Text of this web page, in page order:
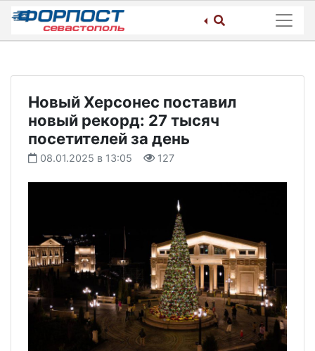
Skip
content
Новый Херсонес поставил
новый рекорд: 27 тысяч
посетителей за день
08.01.2025 в 13:05 127